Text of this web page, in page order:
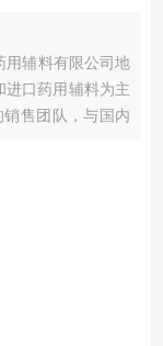
用辅料有限公司地
口药用辅料为主
售团队，与国内